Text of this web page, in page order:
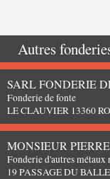
Autres
SARL FONDERIE
Fonderie de fonte
LE CLAUVIER 13360
MONSIEUR
Fonderie d'autres métaux
19 PASSAGE DU